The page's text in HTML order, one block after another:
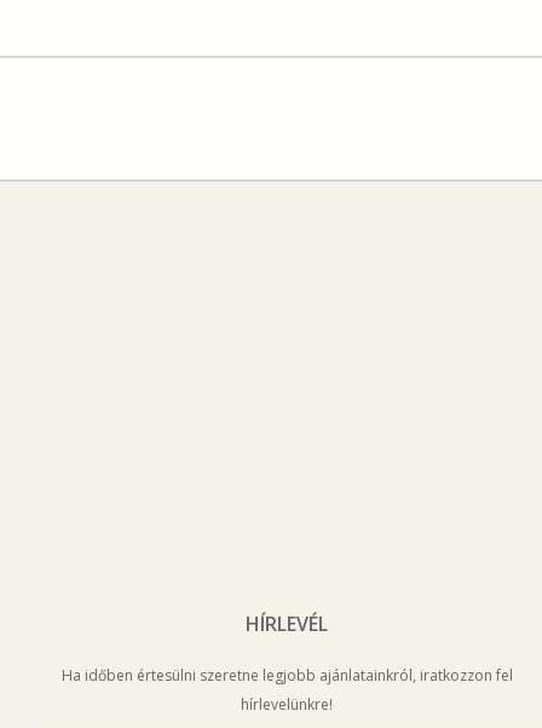
HÍRLEVÉL
Ha időben értesülni szeretne legjobb ajánlatainkról, iratkozzon fel
hírlevelünkre!